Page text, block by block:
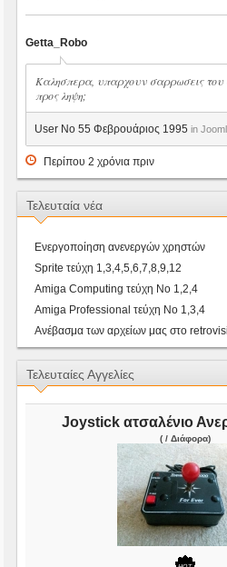
Getta_Robo
Καλησπερα, υπαρχουν σαρρωσεις του
προς ληψη;
User No 55 Φεβρουάριος 1995 in
Περίπου 2 χρόνια πριν
Τελευταία νέα
Ενεργοποίηση ανενεργών χρηστών
Sprite τεύχη 1,3,4,5,6,7,8,9,12
Amiga Computing τεύχη Νο 1,2,4
Amiga Professional τεύχη Νο 1,3,4
Ανέβασμα των αρχείων μας στο
Τελευταίες Αγγελίες
Joystick ατσαλένιο
( / Διάφορα)